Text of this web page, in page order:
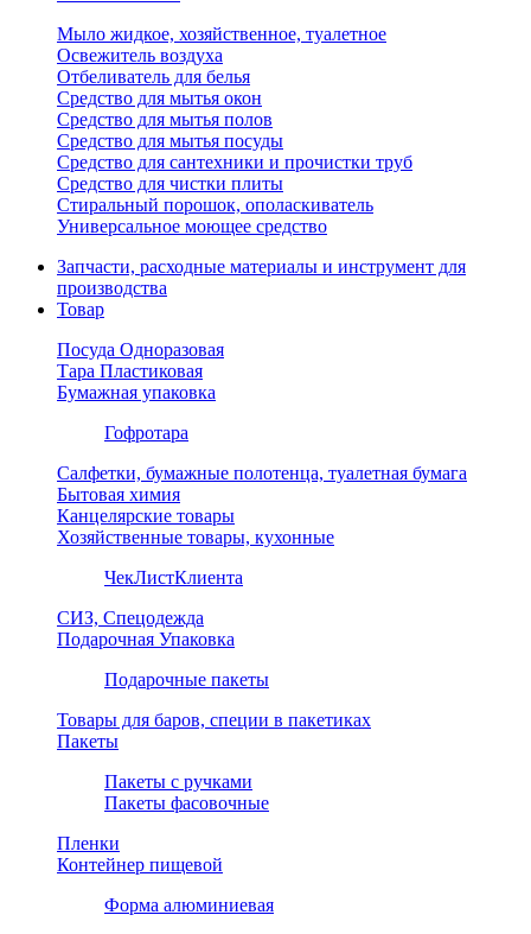
Мыло жидкое, хозяйственное, туалетное
Освежитель воздуха
Отбеливатель для белья
Средство для мытья окон
Средство для мытья полов
Средство для мытья посуды
Средство для сантехники и прочистки труб
Средство для чистки плиты
Стиральный порошок, ополаскиватель
Универсальное моющее средство
Запчасти, расходные материалы и инструмент для
производства
Товар
Посуда Одноразовая
Тара Пластиковая
Бумажная упаковка
Гофротара
Салфетки, бумажные полотенца, туалетная бумага
Бытовая химия
Канцелярские товары
Хозяйственные товары, кухонные
ЧекЛистКлиента
СИЗ, Спецодежда
Подарочная Упаковка
Подарочные пакеты
Товары для баров, специи в пакетиках
Пакеты
Пакеты с ручками
Пакеты фасовочные
Пленки
Контейнер пищевой
Форма алюминиевая